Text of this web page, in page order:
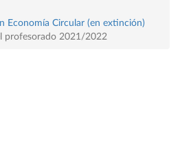
Economía Circular (en extinción)
profesorado 2021/2022